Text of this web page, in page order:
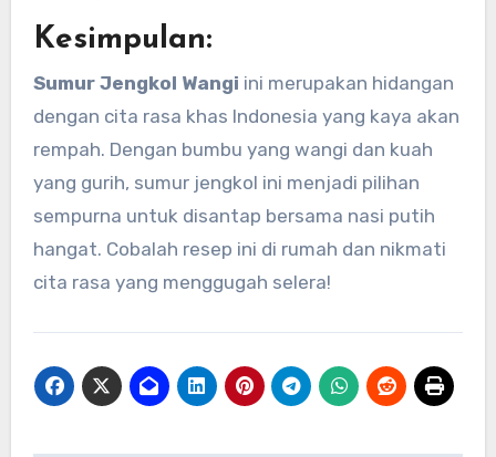
Kesimpulan:
Sumur Jengkol Wangi ini merupakan hidangan
dengan cita rasa khas Indonesia yang kaya akan
rempah. Dengan bumbu yang wangi dan kuah
yang gurih, sumur jengkol ini menjadi pilihan
sempurna untuk disantap bersama nasi putih
hangat. Cobalah resep ini di rumah dan nikmati
cita rasa yang menggugah selera!